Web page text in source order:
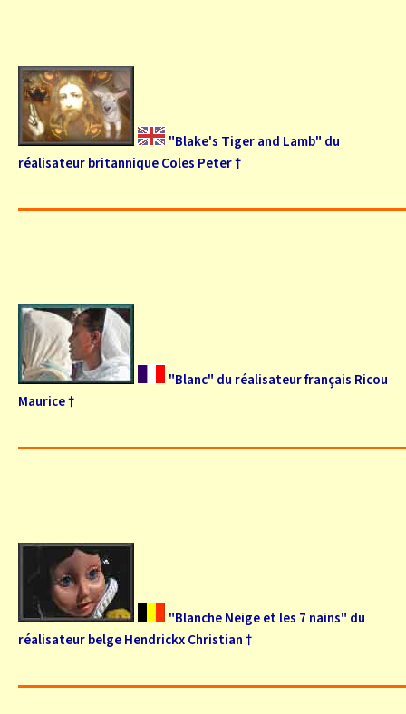
"Blake's Tiger and Lamb" du
réalisateur britannique Coles Peter †
"Blanc" du réalisateur français Ricou
Maurice †
"Blanche Neige et les 7 nains" du
réalisateur belge Hendrickx Christian †